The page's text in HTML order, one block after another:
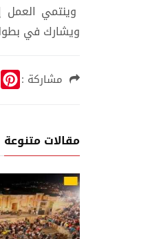
وينتمي العمل
ويشارك في
مشاركة :P
i
e
s
مقالات متنوعة
02 اغسطس, 2026أمل عرفة